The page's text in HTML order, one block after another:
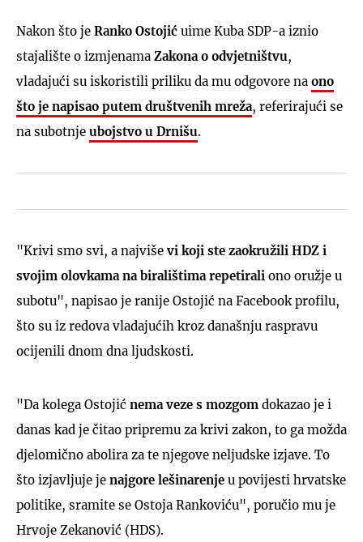
Nakon što je Ranko Ostojić uime Kuba SDP-a iznio
stajalište o izmjenama Zakona o odvjetništvu,
vladajući su iskoristili priliku da mu odgovore na ono
što je napisao putem društvenih mreža, referirajući se
na subotnje ubojstvo u Drnišu.
"Krivi smo svi, a najviševi koji ste zaokružili HDZ i
svojim olovkama na biralištima repetirali ono oružje u
subotu", napisao je ranije Ostojić na Facebook profilu,
što su iz redova vladajućih kroz današnju raspravu
ocijenili dnom dna ljudskosti.
"Da kolega Ostojić nema veze s mozgom dokazao je i
danas kad je čitao pripremu za krivi zakon, to ga možda
djelomično abolira za te njegove neljudske izjave. To
što izjavljuje je najgore lešinarenje u povijesti hrvatske
politike, sramite se Ostoja Rankoviću", poručio mu je
Hrvoje Zekanović (HDS).